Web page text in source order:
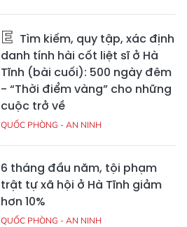
Tìm kiếm, quy tập, xác định
danh tính hài cốt liệt sĩ ở Hà
Tĩnh (bài cuối): 500 ngày đêm
- “Thời điểm vàng” cho những
cuộc trở về
QUỐC PHÒNG - AN NINH
6 tháng đầu năm, tội phạm
trật tự xã hội ở Hà Tĩnh giảm
hơn 10%
QUỐC PHÒNG - AN NINH